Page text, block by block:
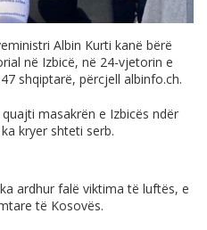
Albin Kurti kanë bërë
në Izbicë, në 24-vjetorin e
shqiptarë, përcjell albinfo.ch.
masakrën e Izbicës ndër
kryer shteti serb.
ardhur falë viktima të luftës, e
të Kosovës.